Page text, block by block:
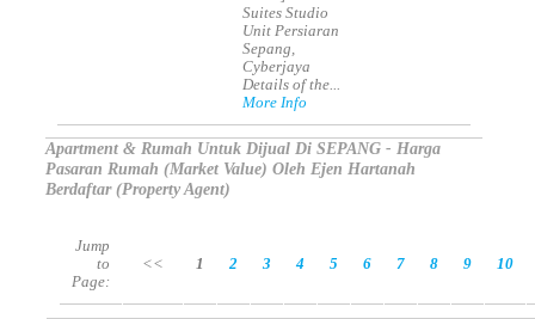
Suites Studio
Unit Persiaran
Sepang,
Cyberjaya
Details of the...
More Info
Apartment & Rumah Untuk Dijual Di SEPANG - Harga
Pasaran Rumah (Market Value) Oleh Ejen Hartanah
Berdaftar (Property Agent)
Jump
to
Page:
<< 1 2 3 4 5 6 7 8 9 10